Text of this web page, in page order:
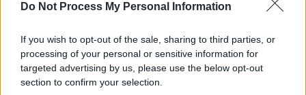
Do Not Process My Personal Information
If you wish to opt-out of the sale, sharing to third parties, or
processing of your personal or sensitive information for
targeted advertising by us, please use the below opt-out
section to confirm your selection.
Il lutto /Addio a Francesco Guccini, il poeta della canzone
d’autore italiana